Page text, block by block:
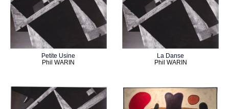
Petite Usine
Phil WARIN
La Danse
Phil WARIN